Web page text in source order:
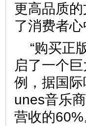
更高品质
了消费者心
“购买正
启了一个
例，据国
unes音乐
营收的